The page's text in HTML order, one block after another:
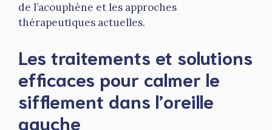
de l’acouphène et les approches
thérapeutiques actuelles.
Les traitements et solutions
efficaces pour calmer le
sifflement dans l’oreille
gauche